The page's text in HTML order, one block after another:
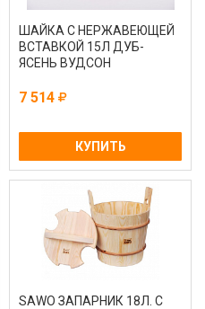
ШАЙКА С НЕРЖАВЕЮЩЕЙ
ВСТАВКОЙ 15Л ДУБ-
ЯСЕНЬ ВУДСОН
7 514
КУПИТЬ
SAWO ЗАПАРНИК 18Л. С